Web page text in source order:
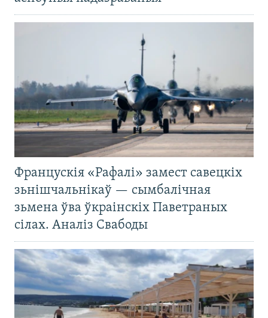
Францускія «Рафалі» замест савецкіх
зьнішчальнікаў — сымбалічная
зьмена ўва ўкраінскіх Паветраных
сілах. Аналіз Свабоды